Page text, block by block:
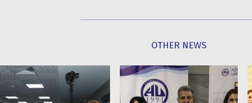
OTHER NEWS